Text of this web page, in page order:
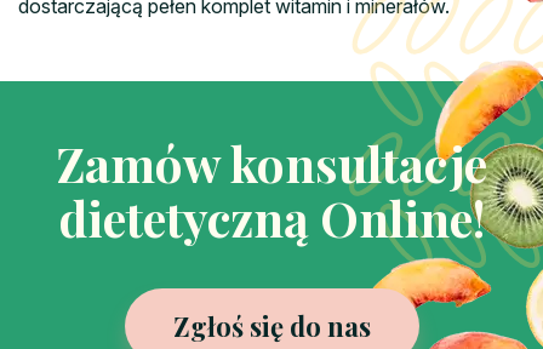
dostarczającą pełen komplet witamin i minerałów.
Zamów konsultacje
dietetyczną Online!
Zgłoś się do nas